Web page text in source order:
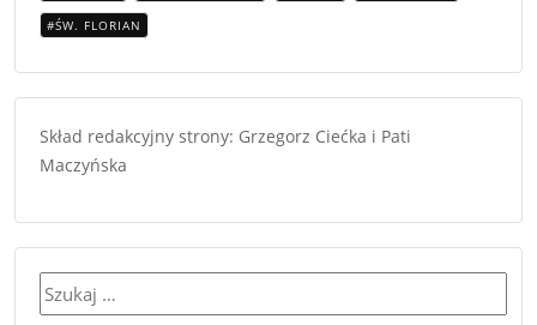
ŚW. FLORIAN
Skład redakcyjny strony: Grzegorz Ciećka i Pati
Maczyńska
Szukaj: